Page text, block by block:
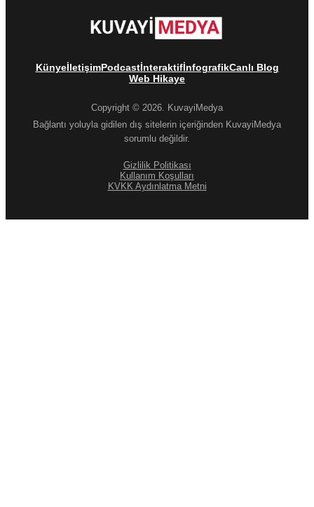
KünyeİletişimPodcastİnteraktifİnfografikCanlı Blog
Web Hikaye
Copyright © 2026. KuvayiMedya
Bağlantı yoluyla gidilen dış sitelerin içeriğinden KuvayiMedya
sorumlu değildir.
Gizlilik Politikası
Kullanım Koşulları
KVKK Aydınlatma Metni